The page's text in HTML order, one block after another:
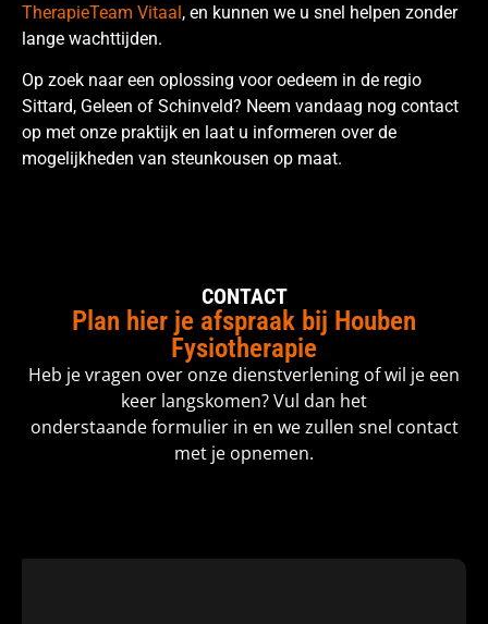
TherapieTeam Vitaal, en kunnen we u snel helpen zonder
lange wachttijden.
Op zoek naar een oplossing voor oedeem in de regio
Sittard, Geleen of Schinveld? Neem vandaag nog contact
op met onze praktijk en laat u informeren over de
mogelijkheden van steunkousen op maat.
CONTACT
Plan hier je afspraak bij Houben
Fysiotherapie
Heb je vragen over onze dienstverlening of wil je een
keer langskomen? Vul dan het
onderstaande formulier in en we zullen snel contact
met je opnemen.